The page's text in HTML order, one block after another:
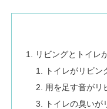
リビングとトイレ
トイレがリビン
用を足す音がリ
トイレの臭いが